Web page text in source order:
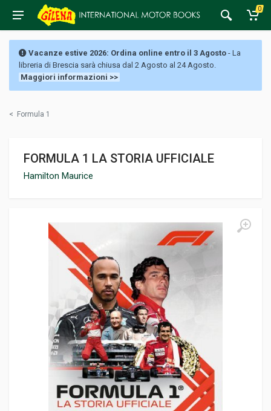
0
Vacanze estive 2026: Ordina online entro il 3 Agosto - La
libreria di Brescia sarà chiusa dal 2 Agosto al 24 Agosto.
Maggiori informazioni >>
< Formula 1
FORMULA 1 LA STORIA UFFICIALE
Hamilton Maurice